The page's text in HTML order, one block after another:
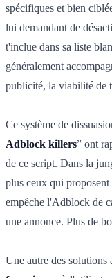
spécifiques et bien
lui demandant de
t'inclue dans sa liste
généralement
publicité, la viabilité de
Ce système de
Adblock killers” ont
de ce script. Dans la
plus ceux qui
empêche l'Adblock de
une annonce. Plus de
Une autre des solutions